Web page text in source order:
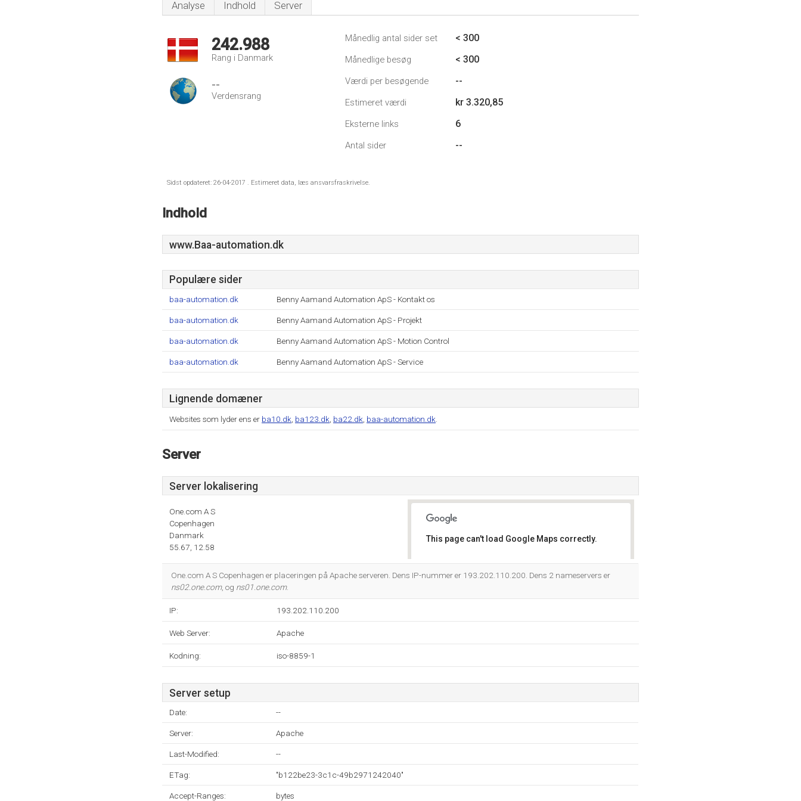
Analyse Indhold Server
242.988
Rang i Danmark
--
Verdensrang
Månedlig antal sider set < 300
Månedlige besøg < 300
Værdi per besøgende --
Estimeret værdi kr 3.320,85
Eksterne links 6
Antal sider --
Sidst opdateret: 26-04-2017 . Estimeret data, læs ansvarsfraskrivelse.
Indhold
www.Baa-automation.dk
Populære sider
baa-automation.dk Benny Aamand Automation ApS - Kontakt os
baa-automation.dk Benny Aamand Automation ApS - Projekt
baa-automation.dk Benny Aamand Automation ApS - Motion Control
baa-automation.dk Benny Aamand Automation ApS - Service
Lignende domæner
Websites som lyder ens er ba10.dk ba123.dk ba22.dk baa-automation.dk
Server
Server lokalisering
One.com A S
Copenhagen
Danmark
55.67, 12.58
This page can't load Google Maps correctly.
One.com A S Copenhagen er placeringen på Apache serveren. Dens IP-nummer er 193.202.110.200. Dens 2 nameservers er
ns02.one.com, og ns01.one.com.
IP: 193.202.110.200
Web Server: Apache
Kodning: iso-8859-1
Server setup
Date: --
Server: Apache
Last-Modified: --
ETag: "b122be23-3c1c-49b2971242040"
Accept-Ranges: bytes